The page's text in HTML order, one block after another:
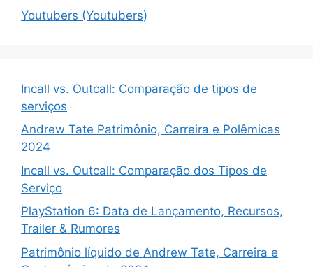
Youtubers (Youtubers)
Incall vs. Outcall: Comparação de tipos de
serviços
Andrew Tate Patrimônio, Carreira e Polêmicas
2024
Incall vs. Outcall: Comparação dos Tipos de
Serviço
PlayStation 6: Data de Lançamento, Recursos,
Trailer & Rumores
Patrimônio líquido de Andrew Tate, Carreira e